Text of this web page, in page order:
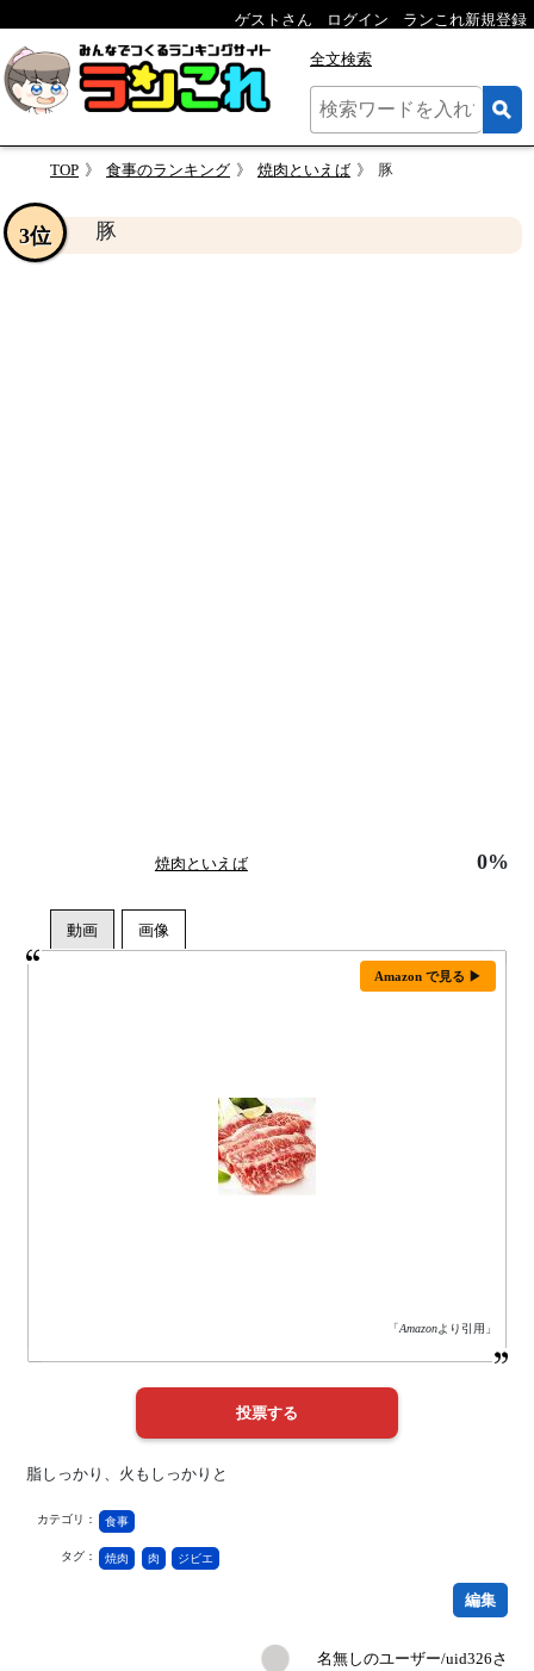
ゲストさん ログイン ランこれ新規登録
全文検索
TOP 食事のランキング 焼肉といえば 豚
豚
3位
焼肉といえば 0%
Amazon で見る ▶
「Amazonより引用」
脂しっかり、火もしっかりと
カテゴリ： 食事
タグ： 焼肉 肉 ジビエ
編集
名無しのユーザー/uid326さ